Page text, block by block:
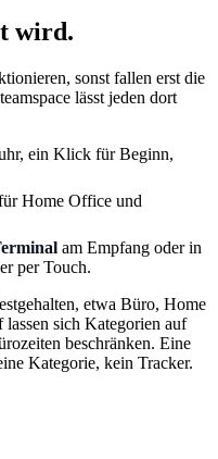
wird.
sonst fallen erst die
lässt jeden dort
ein Klick für Beginn,
Home Office und
am Empfang oder in
per Touch.
etwa Büro, Home
sich Kategorien auf
beschränken. Eine
Kategorie, kein Tracker.